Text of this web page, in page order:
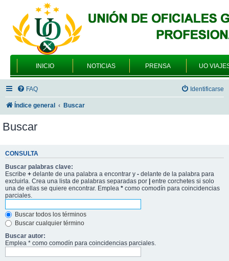
INICIO NOTICIAS PRENSA UO
FAQ Identificarse
Índice general Buscar
Buscar
CONSULTA
Buscar palabras clave:
Escribe + delante de una palabra a encontrar y - delante de la palabra para
excluirla. Crea una lista de palabras separadas por | entre corchetes si solo
una de ellas se quiere encontrar. Emplea * como comodín para coincidencias
parciales.
Buscar todos los términos
Buscar cualquier término
Buscar autor:
Emplea * como comodín para coincidencias parciales.